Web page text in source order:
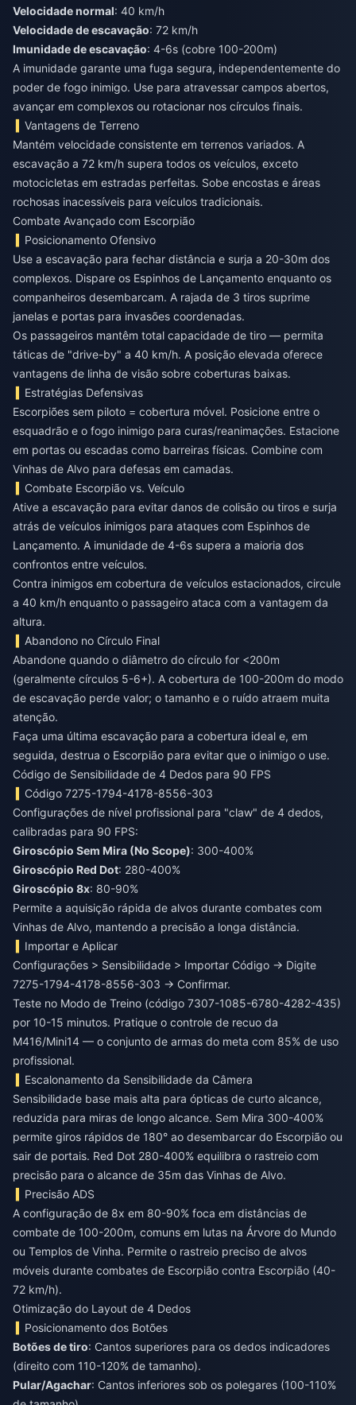
Velocidade normal: 40 km/h
Velocidade de escavação: 72 km/h
Imunidade de escavação: 4-6s (cobre 100-200m)
A imunidade garante uma fuga segura, independentemente do
poder de fogo inimigo. Use para atravessar campos abertos,
avançar em complexos ou rotacionar nos círculos finais.
Vantagens de Terreno
Mantém velocidade consistente em terrenos variados. A
escavação a 72 km/h supera todos os veículos, exceto
motocicletas em estradas perfeitas. Sobe encostas e áreas
rochosas inacessíveis para veículos tradicionais.
Combate Avançado com Escorpião
Posicionamento Ofensivo
Use a escavação para fechar distância e surja a 20-30m dos
complexos. Dispare os Espinhos de Lançamento enquanto os
companheiros desembarcam. A rajada de 3 tiros suprime
janelas e portas para invasões coordenadas.
Os passageiros mantêm total capacidade de tiro — permita
táticas de "drive-by" a 40 km/h. A posição elevada oferece
vantagens de linha de visão sobre coberturas baixas.
Estratégias Defensivas
Escorpiões sem piloto = cobertura móvel. Posicione entre o
esquadrão e o fogo inimigo para curas/reanimações. Estacione
em portas ou escadas como barreiras físicas. Combine com
Vinhas de Alvo para defesas em camadas.
Combate Escorpião vs. Veículo
Ative a escavação para evitar danos de colisão ou tiros e surja
atrás de veículos inimigos para ataques com Espinhos de
Lançamento. A imunidade de 4-6s supera a maioria dos
confrontos entre veículos.
Contra inimigos em cobertura de veículos estacionados, circule
a 40 km/h enquanto o passageiro ataca com a vantagem da
altura.
Abandono no Círculo Final
Abandone quando o diâmetro do círculo for <200m
(geralmente círculos 5-6+). A cobertura de 100-200m do modo
de escavação perde valor; o tamanho e o ruído atraem muita
atenção.
Faça uma última escavação para a cobertura ideal e, em
seguida, destrua o Escorpião para evitar que o inimigo o use.
Código de Sensibilidade de 4 Dedos para 90 FPS
Código 7275-1794-4178-8556-303
Configurações de nível profissional para "claw" de 4 dedos,
calibradas para 90 FPS:
Giroscópio Sem Mira (No Scope): 300-400%
Giroscópio Red Dot: 280-400%
Giroscópio 8x: 80-90%
Permite a aquisição rápida de alvos durante combates com
Vinhas de Alvo, mantendo a precisão a longa distância.
Importar e Aplicar
Configurações > Sensibilidade > Importar Código → Digite
7275-1794-4178-8556-303 → Confirmar.
Teste no Modo de Treino (código 7307-1085-6780-4282-435)
por 10-15 minutos. Pratique o controle de recuo da
M416/Mini14 — o conjunto de armas do meta com 85% de uso
profissional.
Escalonamento da Sensibilidade da Câmera
Sensibilidade base mais alta para ópticas de curto alcance,
reduzida para miras de longo alcance. Sem Mira 300-400%
permite giros rápidos de 180° ao desembarcar do Escorpião ou
sair de portais. Red Dot 280-400% equilibra o rastreio com
precisão para o alcance de 35m das Vinhas de Alvo.
Precisão ADS
A configuração de 8x em 80-90% foca em distâncias de
combate de 100-200m, comuns em lutas na Árvore do Mundo
ou Templos de Vinha. Permite o rastreio preciso de alvos
móveis durante combates de Escorpião contra Escorpião (40-
72 km/h).
Otimização do Layout de 4 Dedos
Posicionamento dos Botões
Botões de tiro: Cantos superiores para os dedos indicadores
(direito com 110-120% de tamanho).
Pular/Agachar: Cantos inferiores sob os polegares (100-110%